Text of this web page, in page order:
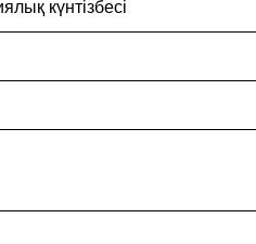
күнтізбесі